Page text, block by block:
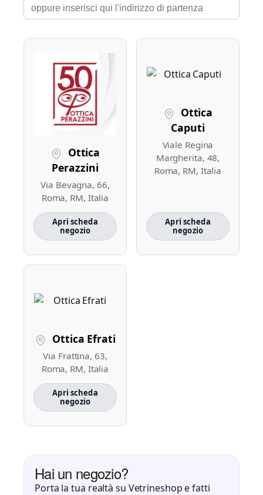
Ottica
Perazzini
Via Bevagna, 66,
Roma, RM, Italia
Apri scheda
negozio
Ottica
Caputi
Viale Regina
Margherita, 48,
Roma, RM, Italia
Apri scheda
negozio
Ottica Efrati
Via Frattina, 63,
Roma, RM, Italia
Apri scheda
negozio
Hai un negozio?
Porta la tua realtà su Vetrineshop e fatti